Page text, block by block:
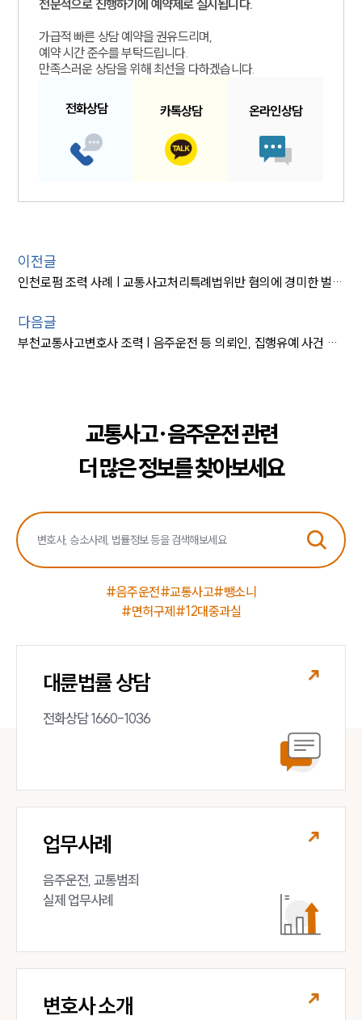
전문적으로 진행하기에 예약제로 실시됩니다.
가급적 빠른 상담 예약을 권유드리며,
예약 시간 준수를 부탁드립니다.
만족스러운 상담을 위해 최선을 다하겠습니다.
전화상담 카톡상담 온라인상담
이전글
인천로펌 조력 사례 | 교통사고처리특례법위반 혐의에 경미한 벌금형
다음글
부천교통사고변호사 조력 | 음주운전 등 의뢰인, 집행유예 사건 종결
교통사고·음주운전 관련
더 많은 정보를 찾아보세요
#음주운전#교통사고#뺑소니
#면허구제#12대중과실
대륜법률 상담
전화상담 1660-1036
업무사례
음주운전, 교통범죄
실제 업무사례
변호사 소개